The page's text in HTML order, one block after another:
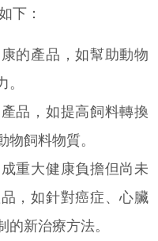
下：
的產品，如幫助動物
品，如提高飼料轉換
飼料物質。
重大健康負擔但尚未
，如針對癌症、心臟
新治療方法。